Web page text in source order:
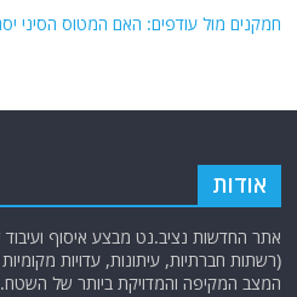
חמקנים מול עודפים: האם המטוס הסיני
אודות
אתר החדשות נציב.נט מבצע איסוף ועיבוד
(רשתות חברתיות, עיתונות, עדויות
המצב המקיפה והמדויקת ביותר של השטח.